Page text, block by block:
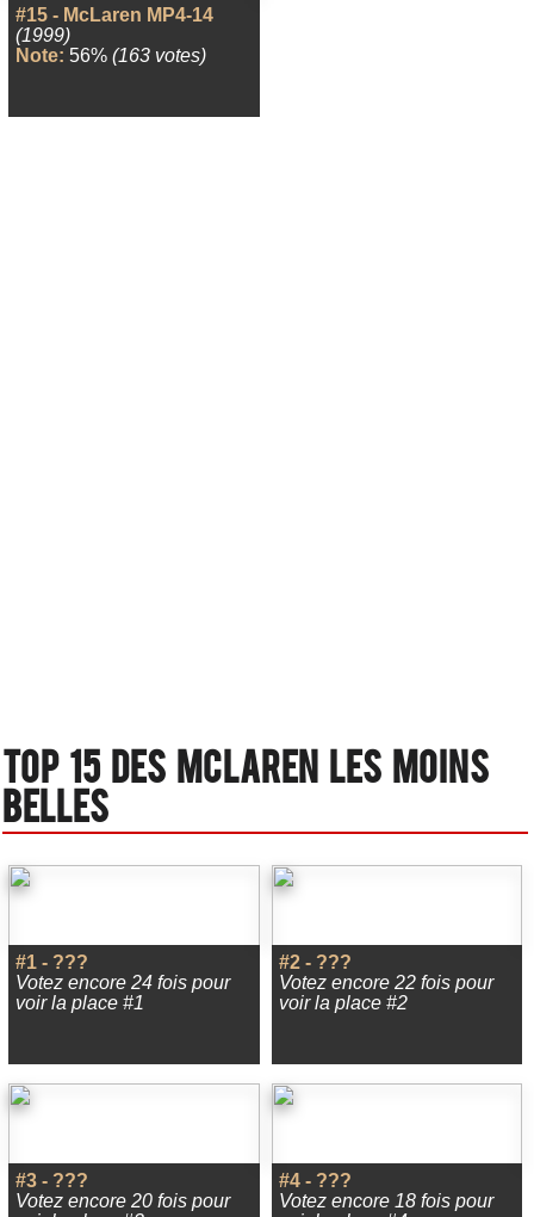
#15 - McLaren MP4-14
(1999)
Note: 56% (163 votes)
Top 15 des Mclaren les moins
belles
#1 - ???
Votez encore 24 fois pour
voir la place #1
#2 - ???
Votez encore 22 fois pour
voir la place #2
#3 - ???
Votez encore 20 fois pour
#4 - ???
Votez encore 18 fois pour